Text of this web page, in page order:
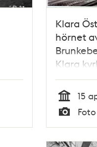
Klara
hörnet
Klara
Tid
15
Typ
Foto